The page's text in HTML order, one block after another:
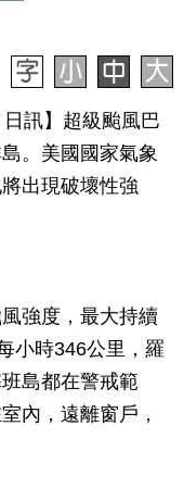
日訊】超級颱風巴
。美國國家氣象
出現破壞性強
強度，最大持續
小時346公里，羅
島都在警戒範
內，遠離窗戶，